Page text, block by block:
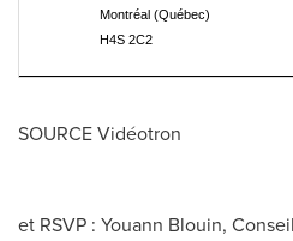
Montréal (Québec)
H4S 2C2
SOURCE Vidéotron
et RSVP : Youann Blouin,